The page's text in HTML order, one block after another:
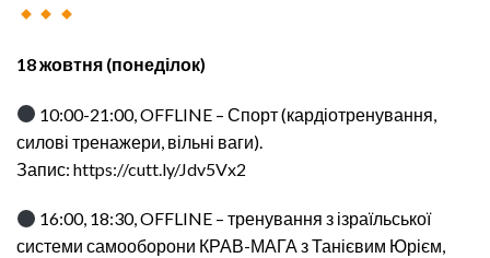
18 жовтня (понеділок)
10:00-21:00, OFFLINE – Спорт (кардіотренування,
силові тренажери, вільні ваги).
Запис: https://cutt.ly/Jdv5Vx2
16:00, 18:30, OFFLINE – тренування з ізраїльської
системи самооборони КРАВ-МАГА з Танієвим Юрієм,